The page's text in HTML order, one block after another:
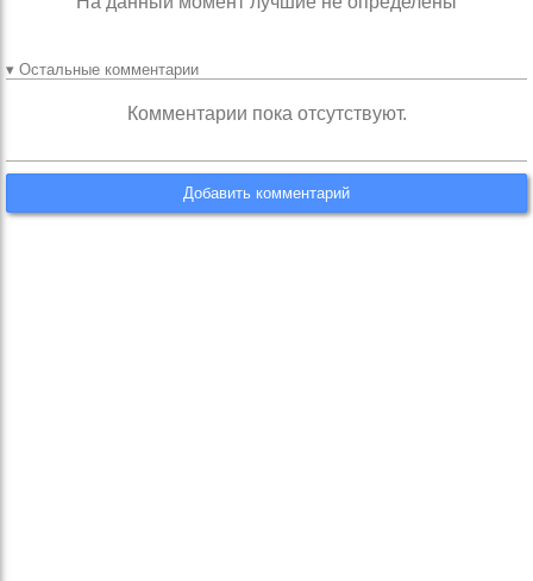
▾ Остальные комментарии
Комментарии пока отсутствуют.
Добавить комментарий